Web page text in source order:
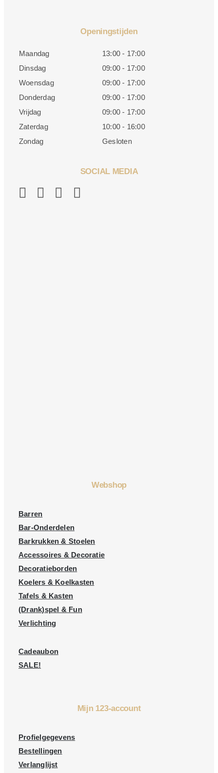
Openingstijden
Maandag
13:00 - 17:00
Dinsdag
09:00 - 17:00
Woensdag
09:00 - 17:00
Donderdag
09:00 - 17:00
Vrijdag
09:00 - 17:00
Zaterdag
10:00 - 16:00
Zondag
Gesloten
SOCIAL MEDIA
Webshop
Barren
Bar-Onderdelen
Barkrukken & Stoelen
Accessoires & Decoratie
Decoratieborden
Koelers & Koelkasten
Tafels & Kasten
(Drank)spel & Fun
Verlichting
Cadeaubon
SALE!
Mijn 123-account
Profielgegevens
Bestellingen
Verlanglijst